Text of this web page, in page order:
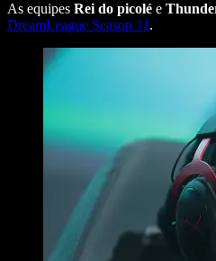
As equipes Rei do picolé e
DreamLeague Season 11 .